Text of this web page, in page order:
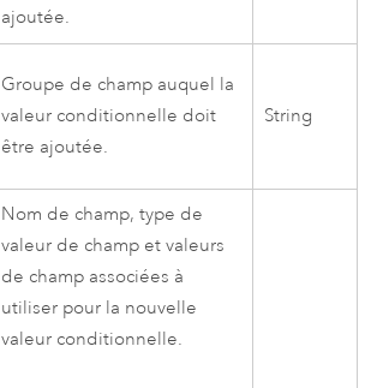
ajoutée.
Groupe de champ auquel la
valeur conditionnelle doit
être ajoutée.
String
Nom de champ, type de
valeur de champ et valeurs
de champ associées à
utiliser pour la nouvelle
valeur conditionnelle.